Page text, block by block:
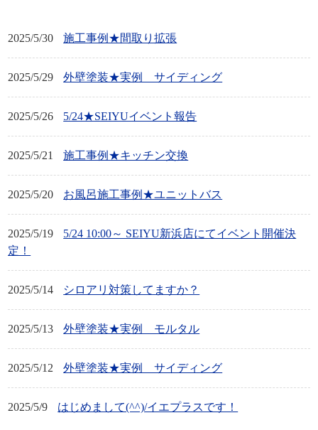
2025/5/30 施工事例★間取り拡張
2025/5/29 外壁塗装★実例 サイディング
2025/5/26 5/24★SEIYUイベント報告
2025/5/21 施工事例★キッチン交換
2025/5/20 お風呂施工事例★ユニットバス
2025/5/19
5/24 10:00～ SEIYU新浜店にてイベント開催決
定！
2025/5/14 シロアリ対策してますか？
2025/5/13 外壁塗装★実例 モルタル
2025/5/12 外壁塗装★実例 サイディング
2025/5/9 はじめまして(^^)/イエプラスです！